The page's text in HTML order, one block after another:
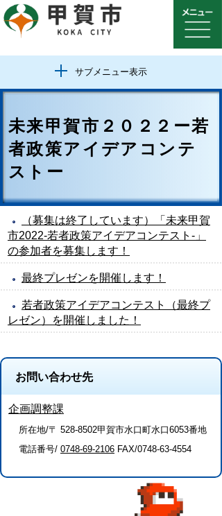
サブメニュー表示
未来甲賀市２０２２ー若
者政策アイデアコンテ
ストー
（募集は終了しています）「未来甲賀
市2022-若者政策アイデアコンテスト-」
の参加者を募集します！
最終プレゼンを開催します！
若者政策アイデアコンテスト（最終プ
レゼン）を開催しました！
お問い合わせ先
企画調整課
所在地/〒 528-8502甲賀市水口町水口6053番地
電話番号/ 0748-69-2106 FAX/0748-63-4554